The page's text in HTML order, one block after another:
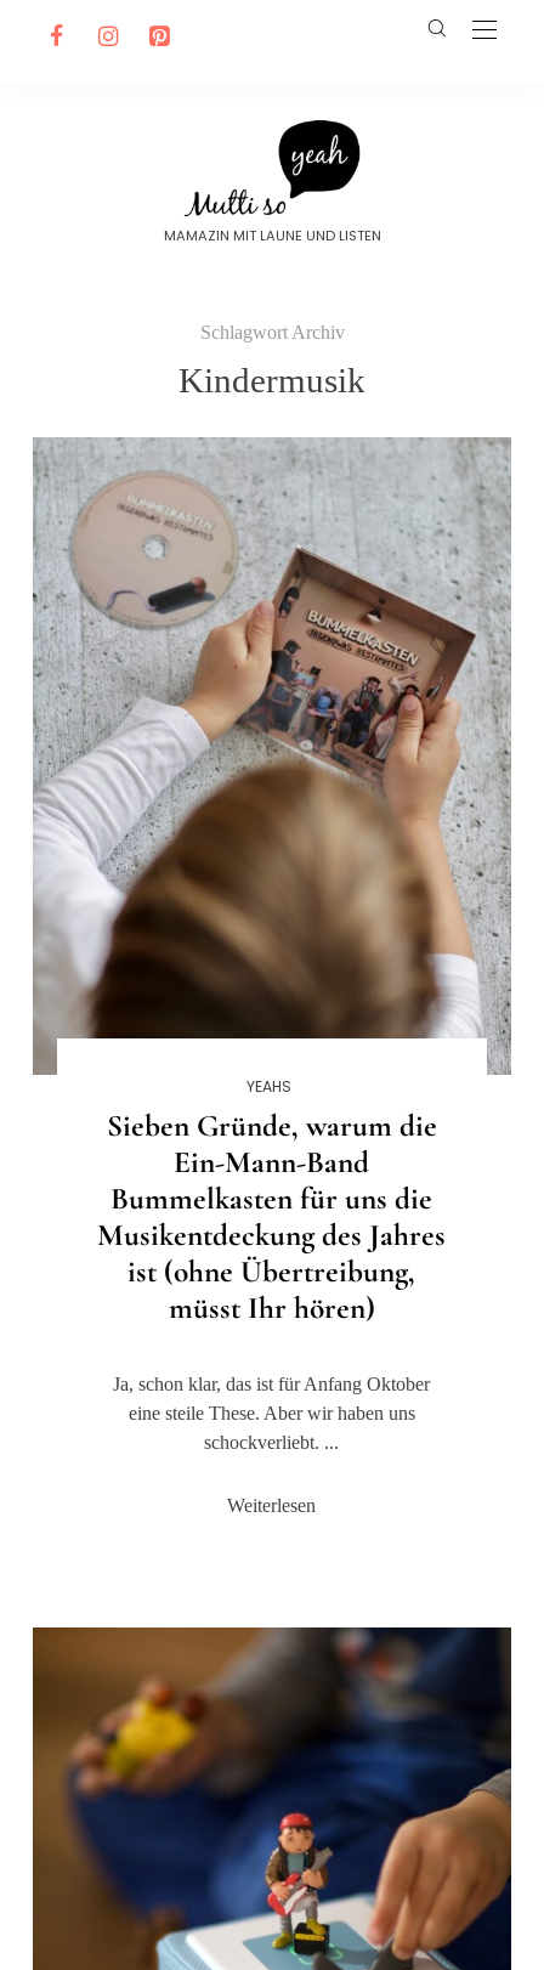
MAMAZIN MIT LAUNE UND LISTEN
Schlagwort Archiv
Kindermusik
YEAHS
Sieben Gründe, warum die
Ein-Mann-Band
Bummelkasten für uns die
Musikentdeckung des Jahres
ist (ohne Übertreibung,
müsst Ihr hören)
Ja, schon klar, das ist für Anfang Oktober
eine steile These. Aber wir haben uns
schockverliebt. ...
Weiterlesen